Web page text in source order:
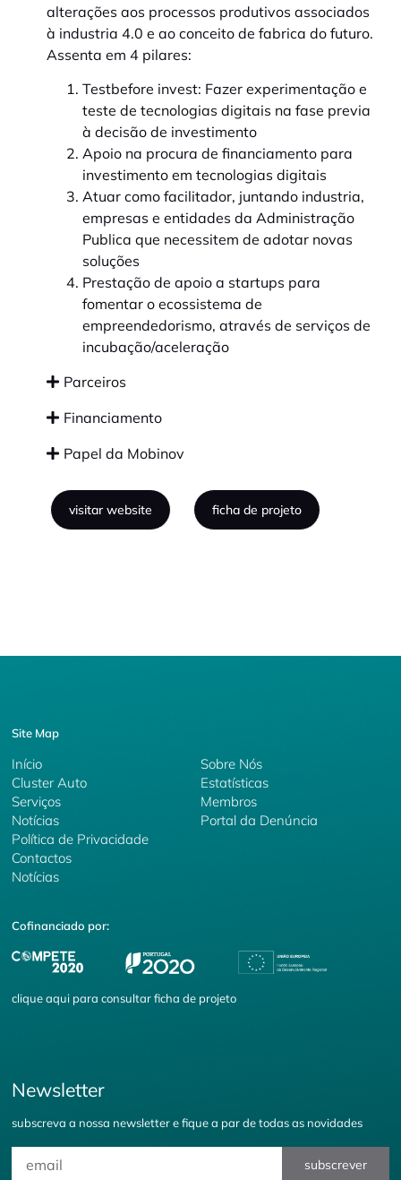
alterações aos processos produtivos associados
à industria 4.0 e ao conceito de fabrica do futuro.
Assenta em 4 pilares:
Testbefore invest: Fazer experimentação e
teste de tecnologias digitais na fase previa
à decisão de investimento
Apoio na procura de financiamento para
investimento em tecnologias digitais
Atuar como facilitador, juntando industria,
empresas e entidades da Administração
Publica que necessitem de adotar novas
soluções
Prestação de apoio a startups para
fomentar o ecossistema de
empreendedorismo, através de serviços de
incubação/aceleração
Parceiros
Financiamento
Papel da Mobinov
visitar website ficha de projeto
Site Map
Início
Cluster Auto
Serviços
Sobre Nós
Estatísticas
Membros
Notícias
Política de Privacidade
Portal da Denúncia
Contactos
Notícias
Cofinanciado por:
cliqueaqui para consultar ficha de projeto
Newsletter
subscreva a nossa newsletter e fique a par de todas as novidades
subscrever